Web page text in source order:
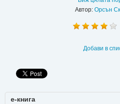
Автор: Орсън
Добави в
е-книга